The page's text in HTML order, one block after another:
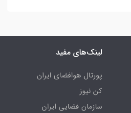
لینک‌های مفید
پورتال هوافضای ایران
کن نیوز
سازمان فضایی ایران